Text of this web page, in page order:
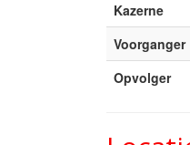
Kazerne
Voorganger
Opvolger